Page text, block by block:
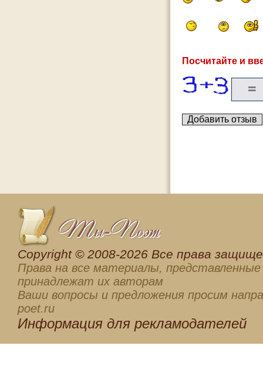
Посчитайте и
Сopyright © 2008-2026 Все права
Права на все материалы, представленные
принадлежат их авторам
Ваши вопросы и предложения просим
poet.ru
Информация для рекламодателей